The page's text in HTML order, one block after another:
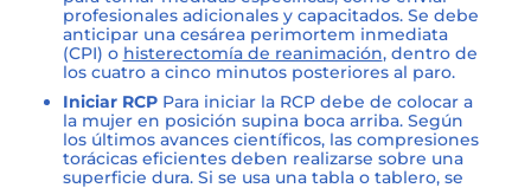
profesionales adicionales y capacitados. Se debe
anticipar una cesárea perimortem inmediata
(CPI) o histerectomía de reanimación, dentro de
los cuatro a cinco minutos posteriores al paro.
Iniciar RCPPara iniciar la RCP debe de colocar a
la mujer en posición supina boca arriba. Según
los últimos avances científicos, las compresiones
torácicas eficientes deben realizarse sobre una
superficie dura. Si se usa una tabla o tablero, se